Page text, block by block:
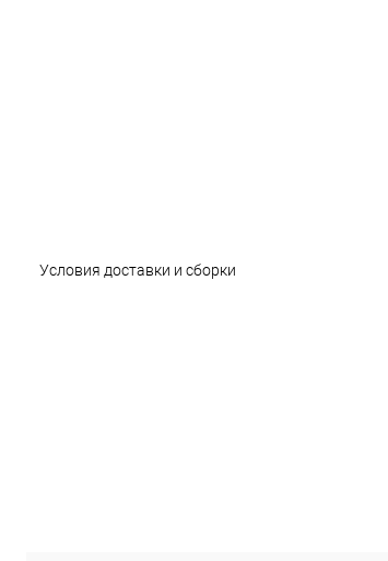
Условия доставки и сборки